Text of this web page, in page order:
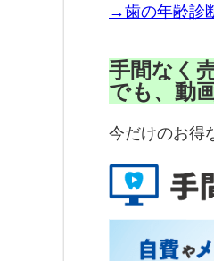
→歯の年齢診
手間なく
でも、動
今だけのお得